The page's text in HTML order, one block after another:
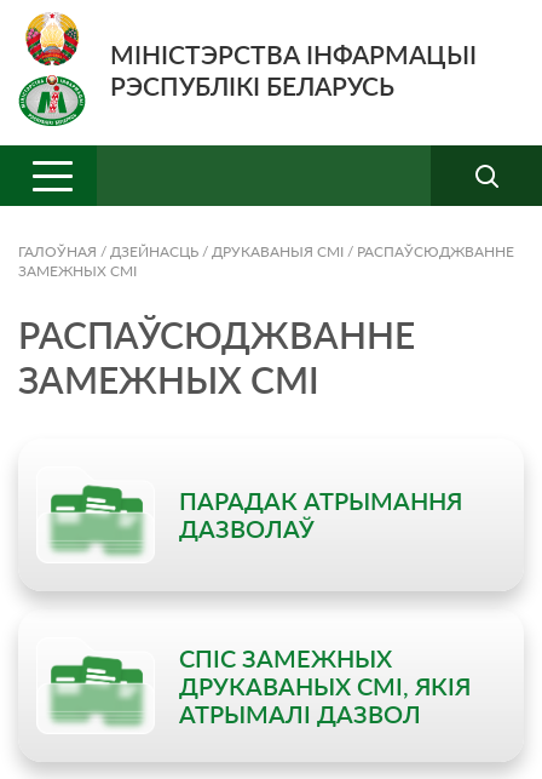
МІНІСТЭРСТВА ІНФАРМАЦЫІ
РЭСПУБЛІКІ БЕЛАРУСЬ
ГАЛОЎНАЯ / ДЗЕЙНАСЦЬ / ДРУКАВАНЫЯ СМI / РАСПАЎСЮДЖВАННЕ
ЗАМЕЖНЫХ СМІ
РАСПАЎСЮДЖВАННЕ
ЗАМЕЖНЫХ СМІ
ПАРАДАК АТРЫМАННЯ
ДАЗВОЛАЎ
СПІС ЗАМЕЖНЫХ
ДРУКАВАНЫХ СМІ, ЯКІЯ
АТРЫМАЛІ ДАЗВОЛ